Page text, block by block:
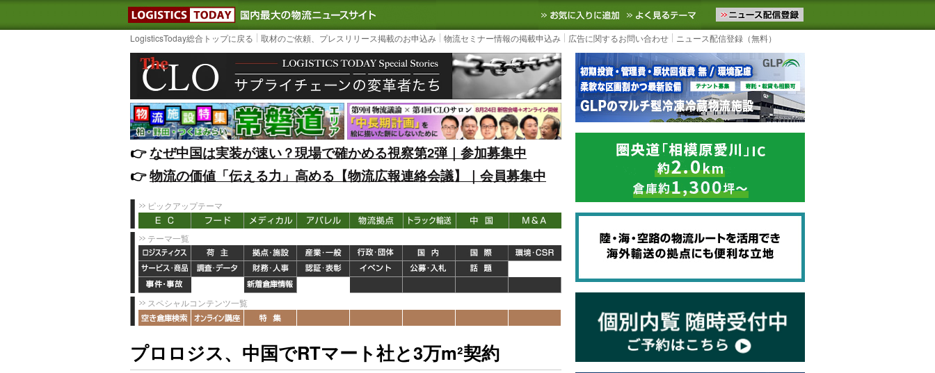
LOGISTICS TODAY｜国内最大の物流ニュースサイト3PL, SCMなど国内外の最新の物流ニュースをお届けします。物流ニュースメール配信を登録す
お気に入りに追加 よく見るテーマ
LogisticsToday総合トップに戻る 取材のご依頼、プレスリリース掲載のお申込み 物流セミナー情報の掲載申込み 広告に関するお問い合わせ ニュース配信登録（無料）
👉️なぜ中国は実装が速い？現場で確かめる視察第2弾｜参加募集中
👉️物流の価値「伝える力」高める【物流広報連絡会議】｜会員募集中
ピックアップテーマ
テーマ一覧
スペシャルコンテンツ一覧
プロロジス、中国でRTマート社と3万m²契約